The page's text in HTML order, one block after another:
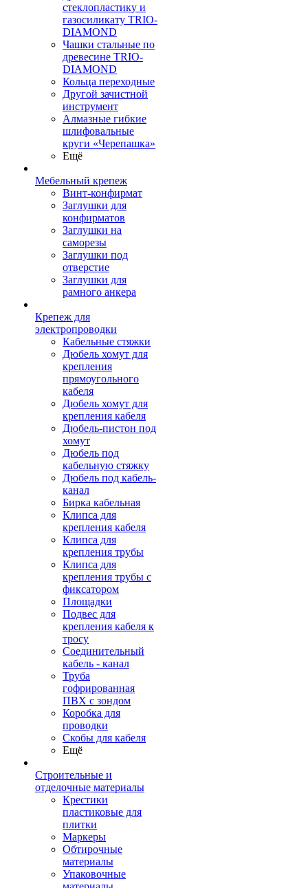
стеклопластику и
газосиликату TRIO-
DIAMOND
Чашки стальные по
древесине TRIO-
DIAMOND
Кольца переходные
Другой зачистной
инструмент
Алмазные гибкие
шлифовальные
круги «Черепашка»
Ещё
Мебельный крепеж
Винт-конфирмат
Заглушки для
конфирматов
Заглушки на
саморезы
Заглушки под
отверстие
Заглушки для
рамного анкера
Крепеж для
электропроводки
Кабельные стяжки
Дюбель хомут для
крепления
прямоугольного
кабеля
Дюбель хомут для
крепления кабеля
Дюбель-пистон под
хомут
Дюбель под
кабельную стяжку
Дюбель под кабель-
канал
Бирка кабельная
Клипса для
крепления кабеля
Клипса для
крепления трубы
Клипса для
крепления трубы с
фиксатором
Площадки
Подвес для
крепления кабеля к
тросу
Соединительный
кабель - канал
Труба
гофрированная
ПВХ с зондом
Коробка для
проводки
Скобы для кабеля
Ещё
Строительные и
отделочные материалы
Крестики
пластиковые для
плитки
Маркеры
Обтирочные
материалы
Упаковочные